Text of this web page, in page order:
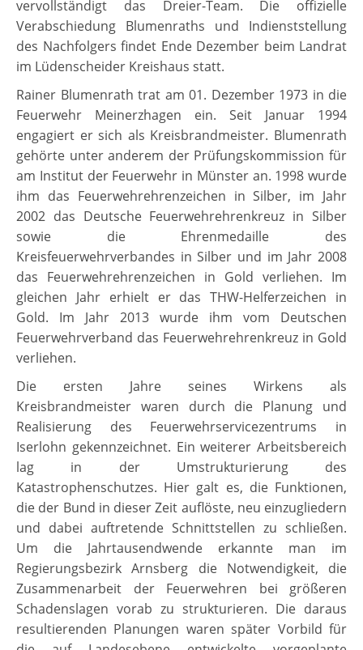
vervollständigt das Dreier-Team. Die offizielle
Verabschiedung Blumenraths und Indienststellung
des Nachfolgers findet Ende Dezember beim Landrat
im Lüdenscheider Kreishaus statt.
Rainer Blumenrath trat am 01. Dezember 1973 in die
Feuerwehr Meinerzhagen ein. Seit Januar 1994
engagiert er sich als Kreisbrandmeister. Blumenrath
gehörte unter anderem der Prüfungskommission für
am Institut der Feuerwehr in Münster an. 1998 wurde
ihm das Feuerwehrehrenzeichen in Silber, im Jahr
2002 das Deutsche Feuerwehrehrenkreuz in Silber
sowie die Ehrenmedaille des
Kreisfeuerwehrverbandes in Silber und im Jahr 2008
das Feuerwehrehrenzeichen in Gold verliehen. Im
gleichen Jahr erhielt er das THW-Helferzeichen in
Gold. Im Jahr 2013 wurde ihm vom Deutschen
Feuerwehrverband das Feuerwehrehrenkreuz in Gold
verliehen.
Die ersten Jahre seines Wirkens als
Kreisbrandmeister waren durch die Planung und
Realisierung des Feuerwehrservicezentrums in
Iserlohn gekennzeichnet. Ein weiterer Arbeitsbereich
lag in der Umstrukturierung des
Katastrophenschutzes. Hier galt es, die Funktionen,
die der Bund in dieser Zeit auflöste, neu einzugliedern
und dabei auftretende Schnittstellen zu schließen.
Um die Jahrtausendwende erkannte man im
Regierungsbezirk Arnsberg die Notwendigkeit, die
Zusammenarbeit der Feuerwehren bei größeren
Schadenslagen vorab zu strukturieren. Die daraus
resultierenden Planungen waren später Vorbild für